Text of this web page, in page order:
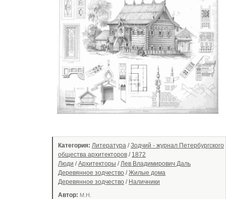
Категория: Литература /Зодчий - журнал Петербургского
общества архитекторов / 1872
Люди /Архитекторы / Лев Владимирович Даль
Деревянное зодчество /Жилые дома
Деревянное зодчество / Наличники
Автор: М.Н.